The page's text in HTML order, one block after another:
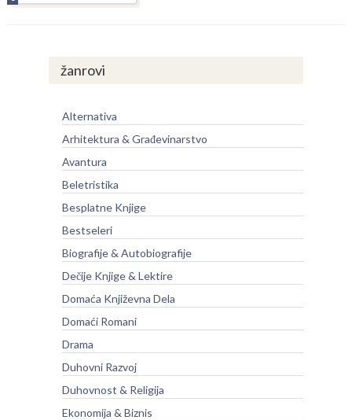
žanrovi
Alternativa
Arhitektura & Građevinarstvo
Avantura
Beletristika
Besplatne Knjige
Bestseleri
Biografije & Autobiografije
Dečije Knjige & Lektire
Domaća Književna Dela
Domaći Romani
Drama
Duhovni Razvoj
Duhovnost & Religija
Ekonomija & Biznis